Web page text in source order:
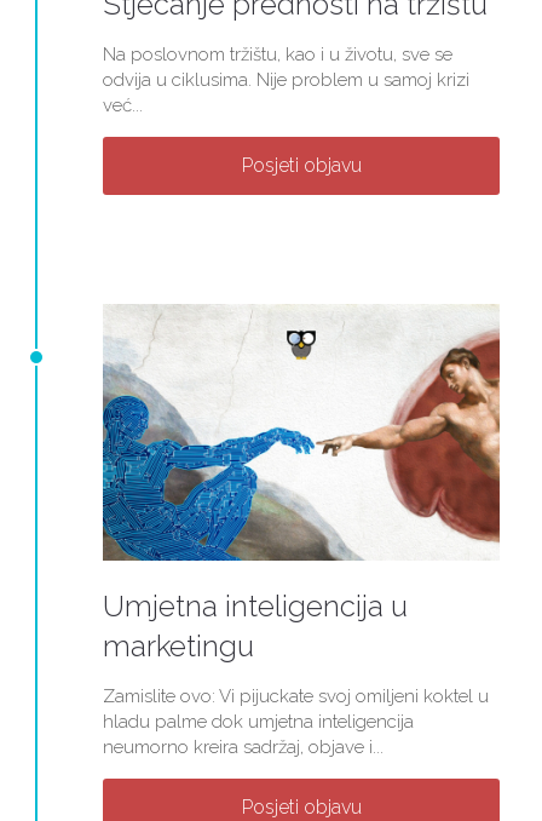
Na poslovnom tržištu, kao i u životu, sve se
odvija u ciklusima. Nije problem u samoj krizi
već...
Posjeti objavu
Umjetna inteligencija u
marketingu
Zamislite ovo: Vi pijuckate svoj omiljeni koktel u
hladu palme dok umjetna inteligencija
neumorno kreira sadržaj, objave i...
Posjeti objavu